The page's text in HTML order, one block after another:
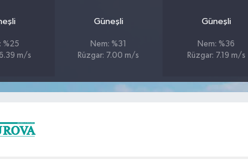
%25
m/s
Güneşli
Nem: %31
Rüzgar: 7.00 m/s
Güneşli
Nem: %36
Rüzgar: 7.19 m/s